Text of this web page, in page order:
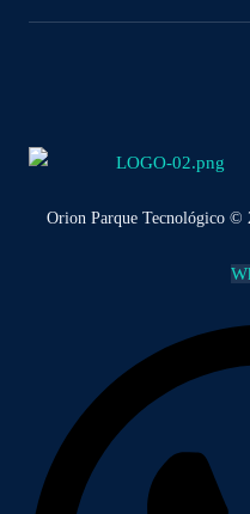
Orion Parque Tecnológico ©